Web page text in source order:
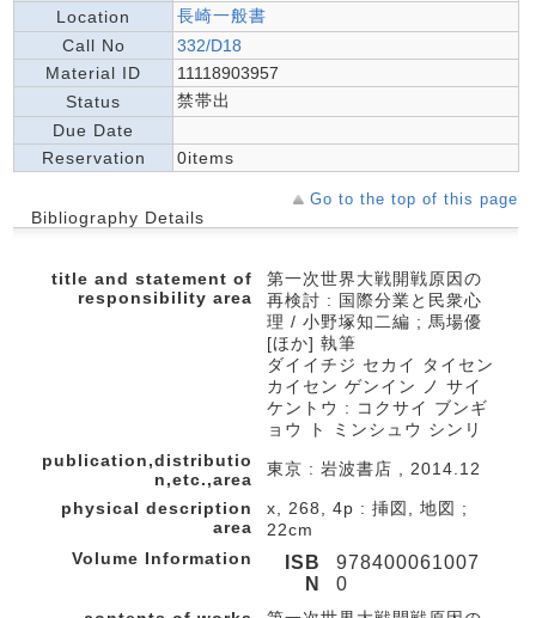
Location
長崎一般書
Call No
332/D18
Material ID
11118903957
Status
禁帯出
Due Date
Reservation
0items
Go to the top of this page
Bibliography Details
title and statement of
responsibility area
第一次世界大戦開戦原因の
再検討 : 国際分業と民衆心
理 / 小野塚知二編 ; 馬場優
[ほか] 執筆
ダイイチジ セカイ タイセン
カイセン ゲンイン ノ サイ
ケントウ : コクサイ ブンギ
ョウ ト ミンシュウ シンリ
publication,distributio
n,etc.,area
東京 : 岩波書店 , 2014.12
physical description
area
x, 268, 4p : 挿図, 地図 ;
22cm
Volume Information
ISB
N
978400061007
0